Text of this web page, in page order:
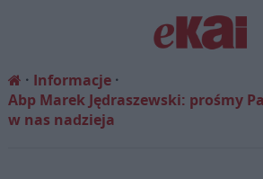
Informacje
Abp Marek Jędraszewski: prośmy
w nas nadzieja